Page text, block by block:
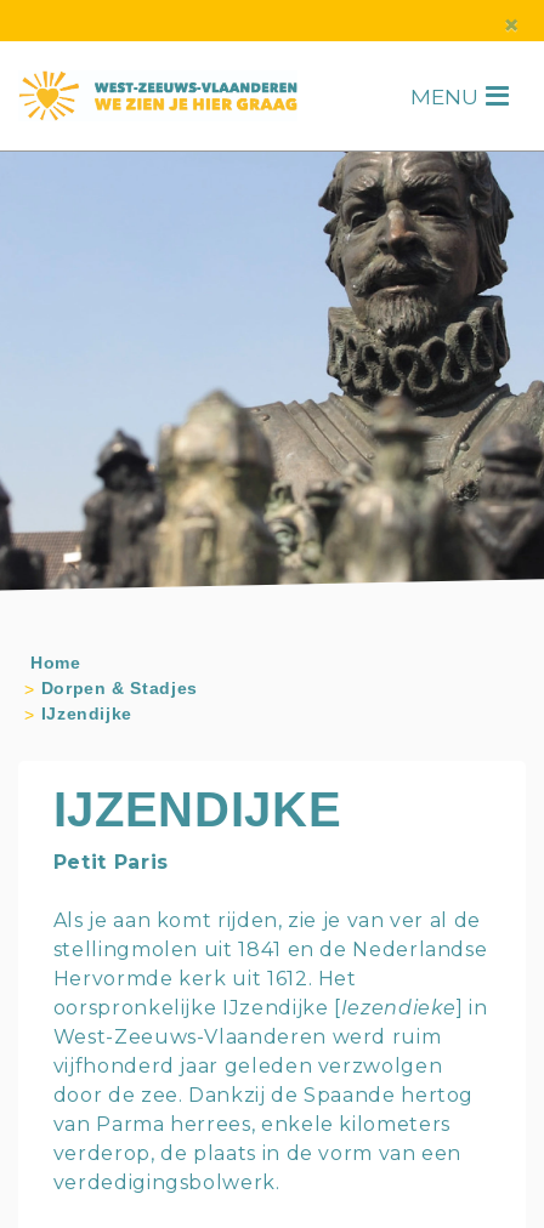
×
MENU H
Home
Dorpen & Stadjes
IJzendijke
IJZENDIJKE
Petit Paris
Als je aan komt rijden, zie je van ver al de
stellingmolen uit 1841 en de Nederlandse
Hervormde kerk uit 1612. Het
oorspronkelijke IJzendijke [Iezendieke] in
West-Zeeuws-Vlaanderen werd ruim
vijfhonderd jaar geleden verzwolgen
door de zee. Dankzij de Spaande hertog
van Parma herrees, enkele kilometers
verderop, de plaats in de vorm van een
verdedigingsbolwerk.